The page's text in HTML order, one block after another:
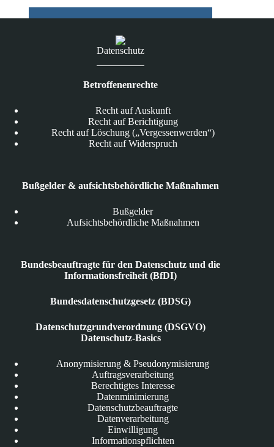
Datenschutz
Betroffenenrechte
Recht auf Auskunft
Recht auf Berichtigung
Recht auf Löschung („Vergessenwerden“)
Recht auf Widerspruch
Bußgelder & aufsichtsbehördliche Maßnahmen
Bußgelder
Aufsichtsbehördliche Maßnahmen
Bundesbeauftragte für den Datenschutz und die
Informationsfreiheit (BfDI)
Bundesdatenschutzgesetz (BDSG)
Datenschutzgrundverordnung (DSGVO)
Datenschutz-Basics
Anonymisierung & Pseudonymisierung
Auftragsverarbeitung
Berechtigtes Interesse
Datenminimierung
Datenschutzbeauftragte
Datenverarbeitung
Einwilligung
Informationspflichten